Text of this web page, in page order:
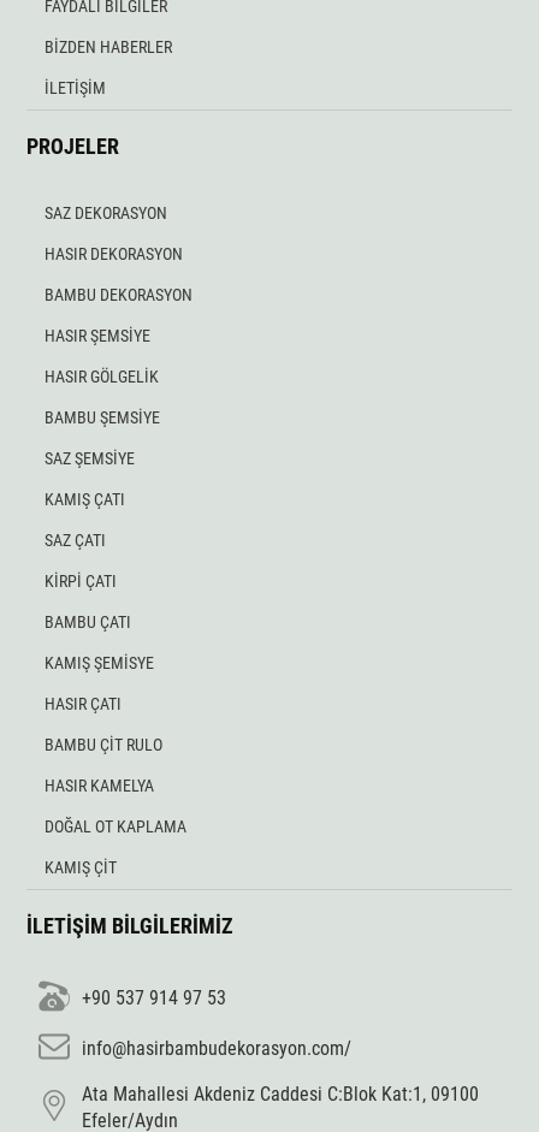
FAYDALI BİLGİLER
BİZDEN HABERLER
İLETİŞİM
PROJELER
SAZ DEKORASYON
HASIR DEKORASYON
BAMBU DEKORASYON
HASIR ŞEMSİYE
HASIR GÖLGELİK
BAMBU ŞEMSİYE
SAZ ŞEMSİYE
KAMIŞ ÇATI
SAZ ÇATI
KİRPİ ÇATI
BAMBU ÇATI
KAMIŞ ŞEMİSYE
HASIR ÇATI
BAMBU ÇİT RULO
HASIR KAMELYA
DOĞAL OT KAPLAMA
KAMIŞ ÇİT
İLETİŞİM BİLGİLERİMİZ
+90 537 914 97 53
info@hasirbambudekorasyon.com/
Ata Mahallesi Akdeniz Caddesi C:Blok Kat:1, 09100
Efeler/Aydın